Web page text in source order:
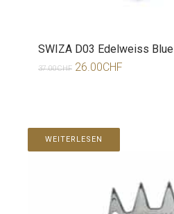
SWIZA D03 Edelweiss Blue
37.00CHF 26.00CHF
WEITERLESEN